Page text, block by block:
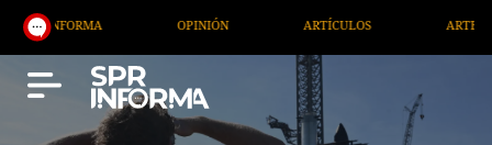
OPINIÓN ARTÍCULOS ARTE /